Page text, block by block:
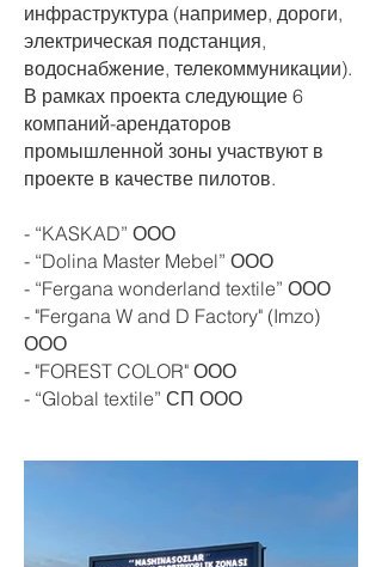
инфраструктура (например, дороги,
электрическая подстанция,
водоснабжение, телекоммуникации). ​
В рамках проекта следующие 6
компаний-арендаторов
промышленной зоны участвуют в
проекте в качестве пилотов.
- “KASKAD” ООО
- “Dolina Master Mebel” ООО
- “Fergana wonderland textile” ООО
- "Fergana W and D Factory" (Imzo)
ООО
- "FOREST COLOR" ООО
- “Global textile” СП ООО